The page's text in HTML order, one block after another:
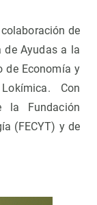
de
de Ayudas a la
de Economía y
Con
la Fundación
(FECYT) y de